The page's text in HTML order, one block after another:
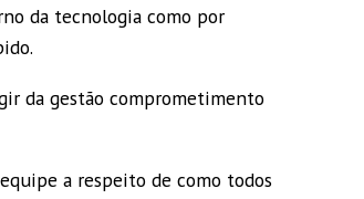
da tecnologia como por
da gestão comprometimento
a respeito de como todos